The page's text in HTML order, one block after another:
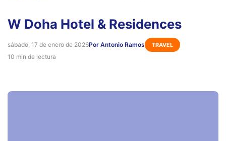
W Doha Hotel & Residences
sábado, 17 de enero de 2026Por Antonio Ramos TRAVEL
10 min de lectura